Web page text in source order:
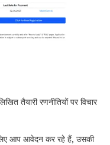
तैयारी रणनीतियों पर विचार
आप आवेदन कर रहे हैं, उसकी